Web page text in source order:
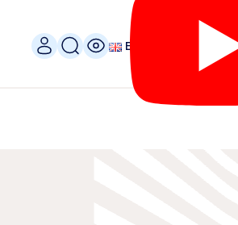
ENG